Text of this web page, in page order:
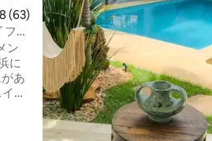
ー63件、5つ星中4.98つ星の平均評価
(63)
ロ
ン
に
あ
ー